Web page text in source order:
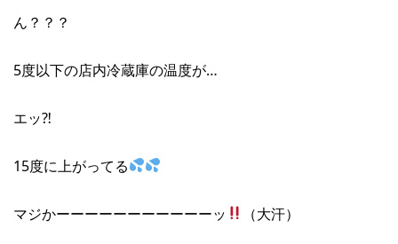
ん？？？
5度以下の店内冷蔵庫の温度が…
エッ⁈
15度に上がってる
マジかーーーーーーーーーーーッ （大汗）